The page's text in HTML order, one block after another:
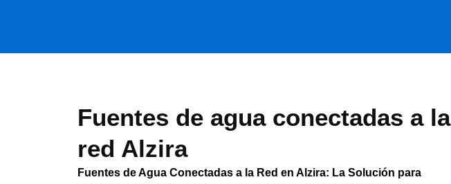
Fuentes de agua conectadas a la
red Alzira
Fuentes de Agua Conectadas a la Red en Alzira: La Solución para